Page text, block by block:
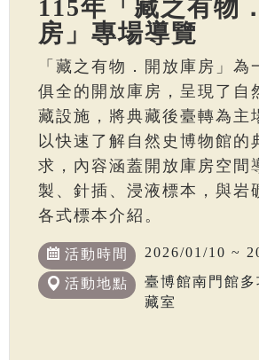
115年「藏之有物
房」專場導覽
「藏之有物．開放庫房」為
俱全的開放庫房，呈現了自
藏設施，將典藏後臺轉為主
以快速了解自然史博物館的
求，內容涵蓋開放庫房空間
製、針插、浸液標本，與岩
各式標本介紹。
活動時間 2026/01/10 ~
活動地點
臺博館南門館
藏室